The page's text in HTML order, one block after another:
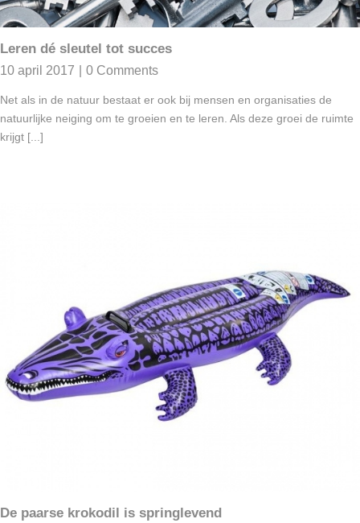
Leren dé sleutel tot succes
10 april 2017 0 Comments
Net als in de natuur bestaat er ook bij mensen en organisaties de
natuurlijke neiging om te groeien en te leren. Als deze groei de ruimte
krijgt [...]
De paarse krokodil is springlevend